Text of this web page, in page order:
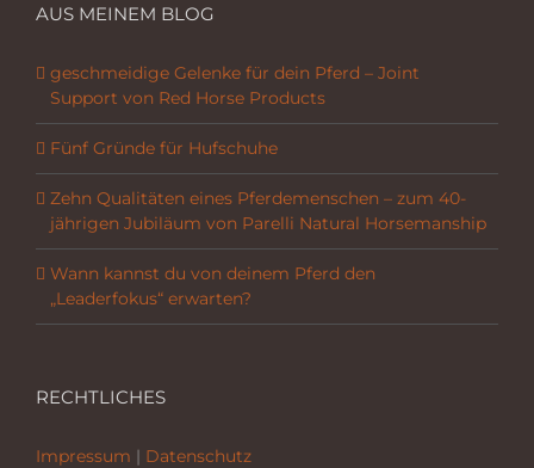
AUS MEINEM BLOG
geschmeidige Gelenke für dein Pferd – Joint
Support von Red Horse Products
Fünf Gründe für Hufschuhe
Zehn Qualitäten eines Pferdemenschen – zum 40-
jährigen Jubiläum von Parelli Natural Horsemanship
Wann kannst du von deinem Pferd den
„Leaderfokus“ erwarten?
RECHTLICHES
Impressum | Datenschutz